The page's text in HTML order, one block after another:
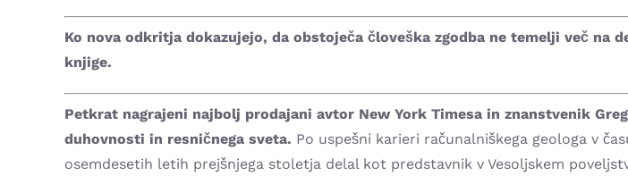
Ko nova odkritja dokazujejo, da obstoječa človeška zgodba ne temelji več na
knjige.
Petkrat nagrajeni najbolj prodajani avtor New York Timesa in znanstvenik
duhovnosti in resničnega sveta. Po uspešni karieri računalniškega geologa v
osemdesetih letih prejšnjega stoletja delal kot predstavnik v Vesoljskem